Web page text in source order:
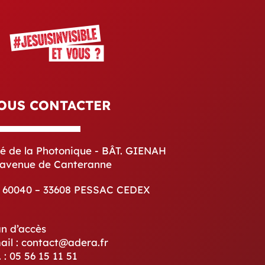
CONTACTER
de la Photonique - BÂT. GIENAH
de Canteranne
60040 – 33608 PESSAC CEDEX
d’accès
: contact@adera.fr
: 05 56 15 11 51